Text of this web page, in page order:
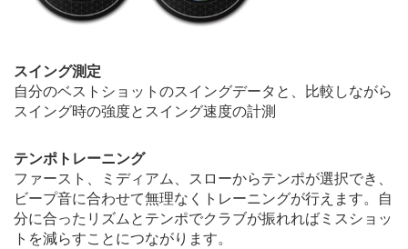
スイング測定
自分のベストショットのスイングデータと、比較しながら
スイング時の強度とスイング速度の計測
テンポトレーニング
ファースト、ミディアム、スローからテンポが選択でき、
ビープ音に合わせて無理なくトレーニングが行えます。自
分に合ったリズムとテンポでクラブが振れればミスショッ
トを減らすことにつながります。